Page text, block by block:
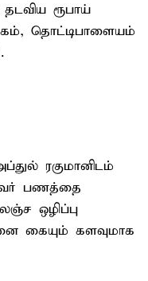
ரூபாய்
தொட்டிபாளையம்
ரகுமானிடம்
பணத்தை
ஒழிப்பு
கையும் களவுமாக